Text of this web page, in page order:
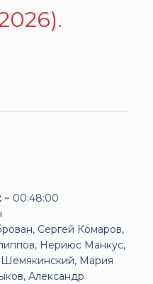
~ 00:48:00
Сергей Комаров,
Нериюс Манкус,
Мария
Александр